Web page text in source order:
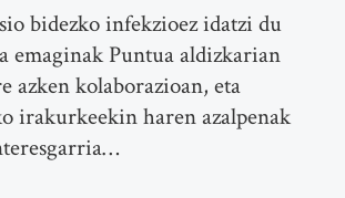
bidezko infekzioez idatzi du
Puntua aldizkarian
azken kolaborazioan, eta
irakurkeekin haren azalpenak